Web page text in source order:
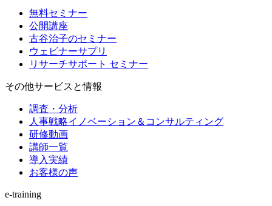
無料セミナー
公開講座
古谷治子のセミナー
ウェビナーサプリ
リサーチサポート セミナー
その他サービスと情報
調査・分析
人事戦略イノベーション＆コンサルティング
研修動画
講師一覧
導入実績
お客様の声
e-training